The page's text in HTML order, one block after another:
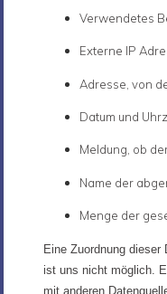
Verwendetes
Externe IP
Adresse, von
Datum und
Meldung, ob
Name der
Menge der
Eine Zuordnung
ist uns nicht möglich.
mit anderen